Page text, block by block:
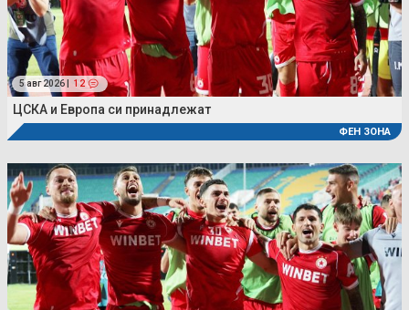
5 авг 2026 | 12
ЦСКА и Европа си принадлежат
ФЕН ЗОНА